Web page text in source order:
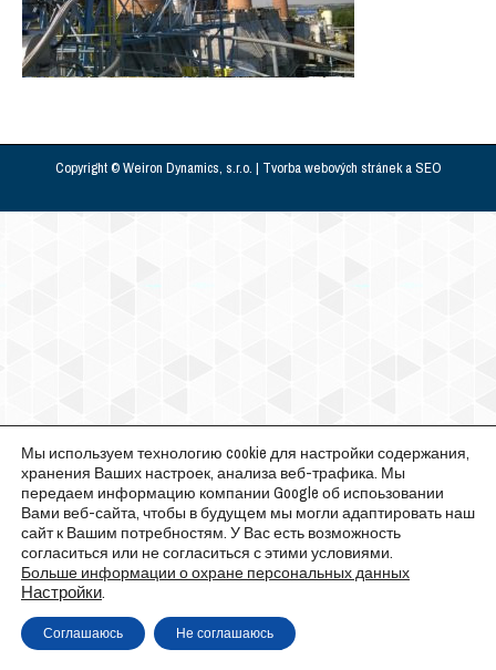
Copyright © Weiron Dynamics, s.r.o. | Tvorba webových stránekaSEO
Мы используем технологию cookie для настройки содержания,
хранения Ваших настроек, анализа веб-трафика. Мы
передаем информацию компании Google об испоьзовании
Вами веб-сайта, чтобы в будущем мы могли адаптировать наш
сайт к Вашим потребностям. У Вас есть возможность
согласиться или не согласиться с этими условиями.
Больше информации о охране персональных данных
Настройки.
Соглашаюсь Не соглашаюсь